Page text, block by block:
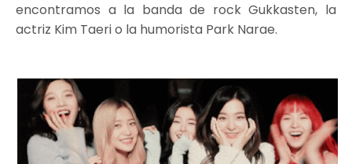
encontramos a la banda de rock Gukkasten, la
actriz Kim Taeri o la humorista Park Narae.